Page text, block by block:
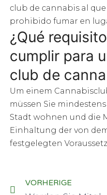
club de cannabis al
prohibido fumar en
¿Qué
cumplir para
club de
Um einem
müssen Sie
Stadt wohnen und die
Einhaltung der von
festgelegten
VORHERIGE